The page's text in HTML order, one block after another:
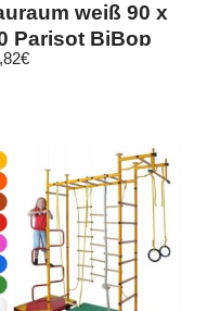
weiß 90 x
Parisot BiBop
€